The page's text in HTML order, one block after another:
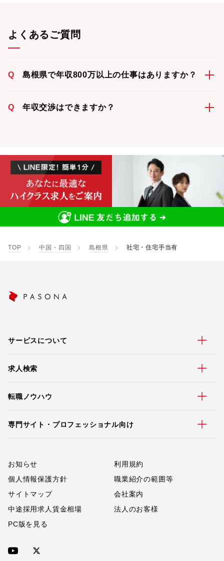
よくあるご質問
Q 島根県で年収800万以上の仕事はありますか？
Q 年収交渉はできますか？
TOP 中国・四国 島根県 社宅・住宅手当有
サービスについて
求人検索
転職ノウハウ
専門サイト・プロフェッショナル向け
お知らせ
利用規約
個人情報保護方針
職業紹介の範囲等
サイトマップ
会社案内
中途採用求人賃金相場
法人のお客様
PC版を見る